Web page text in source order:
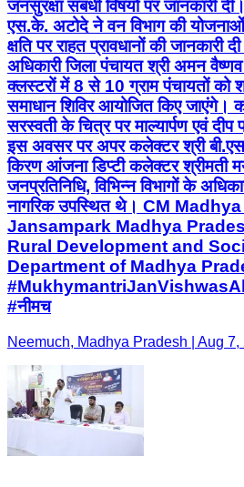
जनसुरक्षा संबंधी विषयों पर जानकारी
एस.के. अटोदे ने वन विभाग की योजनाओं
क्षति पर राहत प्रावधानों की जानकारी
अधिकारी जिला पंचायत श्री अमन
क्लस्टरों में 8 से 10 ग्राम पंचायतों को
समाधान शिविर आयोजित किए जाएंगे।
सरस्वती के चित्र पर माल्यार्पण एवं
इस अवसर पर अपर कलेक्टर श्री
किरण आंजना डिप्टी कलेक्टर श्रीमती
जनप्रतिनिधि, विभिन्न विभागों के
नागरिक उपस्थित थे। CM
Jansampark Madhya
Rural Development and
Department of Madhya
#नीमच
Neemuch, Madhya Pradesh | Aug 7,